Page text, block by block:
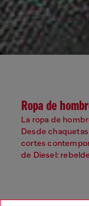
Ropa de
La ropa de
Desde
cortes
de Diesel: